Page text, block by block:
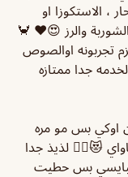
، الاستكوزا او
والرز 😍❤️ 🦀
تجربونه اوالصوص
جدا ممتازه
اوكي بس مو مره
😻👌🏼 لذيذ جدا
سبايسي بس حطيت